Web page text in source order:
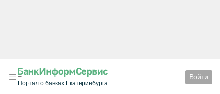
Портал о банках Екатеринбурга
Войти